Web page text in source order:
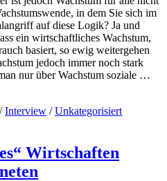
in dem Sie sich im
auf diese Logik? Ja und
ein wirtschaftliches Wachstum,
basiert, so ewig weitergehen
jedoch immer noch stark
nur über Wachstum soziale …
/Interview /Unkategorisiert
Wirtschaften